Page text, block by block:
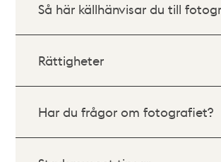
Så här källhänvisar du till
Rättigheter
Har du frågor om fotografiet?